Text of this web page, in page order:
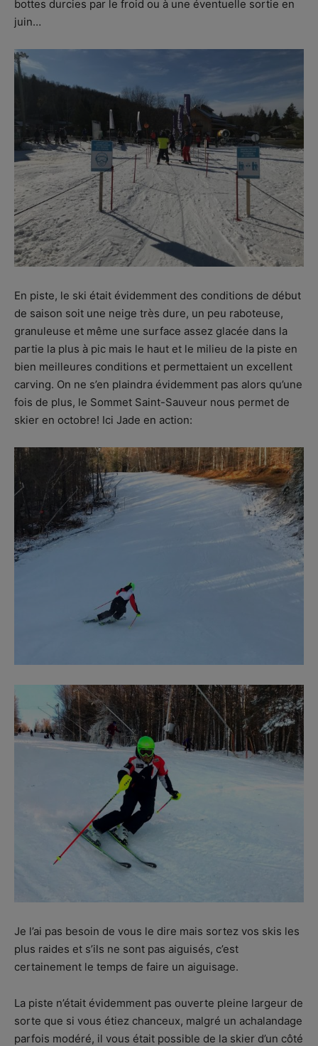
bottes durcies par le froid ou à une éventuelle sortie en
juin…
En piste, le ski était évidemment des conditions de début
de saison soit une neige très dure, un peu raboteuse,
granuleuse et même une surface assez glacée dans la
partie la plus à pic mais le haut et le milieu de la piste en
bien meilleures conditions et permettaient un excellent
carving. On ne s’en plaindra évidemment pas alors qu’une
fois de plus, le Sommet Saint-Sauveur nous permet de
skier en octobre! Ici Jade en action:
Je l’ai pas besoin de vous le dire mais sortez vos skis les
plus raides et s’ils ne sont pas aiguisés, c’est
certainement le temps de faire un aiguisage.
La piste n’était évidemment pas ouverte pleine largeur de
sorte que si vous étiez chanceux, malgré un achalandage
parfois modéré, il vous était possible de la skier d’un côté